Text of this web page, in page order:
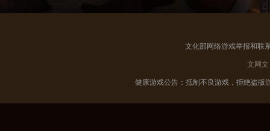
文化部网络游戏举报和联
文网
健康游戏公告：抵制不良游戏，拒绝盗版